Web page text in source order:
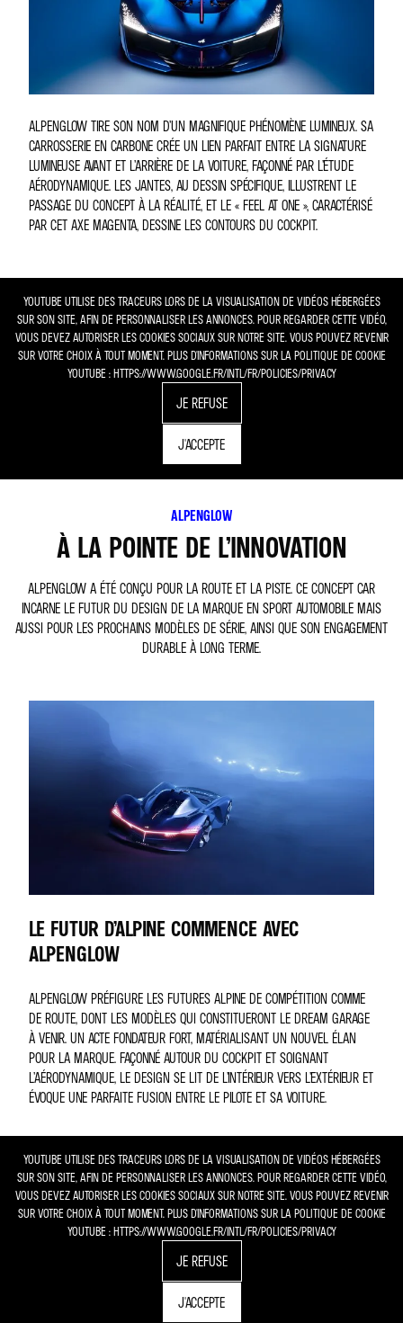
ALPENGLOW TIRE SON NOM D’UN MAGNIFIQUE PHÉNOMÈNE LUMINEUX. SA
CARROSSERIE EN CARBONE CRÉE UN LIEN PARFAIT ENTRE LA SIGNATURE
LUMINEUSE AVANT ET L’ARRIÈRE DE LA VOITURE, FAÇONNÉ PAR L’ÉTUDE
AÉRODYNAMIQUE. LES JANTES, AU DESSIN SPÉCIFIQUE, ILLUSTRENT LE
PASSAGE DU CONCEPT À LA RÉALITÉ, ET LE « FEEL AT ONE », CARACTÉRISÉ
PAR CET AXE MAGENTA, DESSINE LES CONTOURS DU COCKPIT.
YOUTUBE UTILISE DES TRACEURS LORS DE LA VISUALISATION DE VIDÉOS HÉBERGÉES
SUR SON SITE, AFIN DE PERSONNALISER LES ANNONCES. POUR REGARDER CETTE VIDÉO,
VOUS DEVEZ AUTORISER LES COOKIES SOCIAUX SUR NOTRE SITE. VOUS POUVEZ REVENIR
SUR VOTRE CHOIX À TOUT MOMENT. PLUS D'INFORMATIONS SUR LA POLITIQUE DE COOKIE
YOUTUBE : HTTPS://WWW.GOOGLE.FR/INTL/FR/POLICIES/PRIVACY
JE REFUSE
J'ACCEPTE
ALPENGLOW
À LA POINTE DE L’INNOVATION
ALPENGLOW A ÉTÉ CONÇU POUR LA ROUTE ET LA PISTE. CE CONCEPT CAR
INCARNE LE FUTUR DU DESIGN DE LA MARQUE EN SPORT AUTOMOBILE MAIS
AUSSI POUR LES PROCHAINS MODÈLES DE SÉRIE, AINSI QUE SON ENGAGEMENT
DURABLE À LONG TERME.
LE FUTUR D’ALPINE COMMENCE AVEC
ALPENGLOW
ALPENGLOW PRÉFIGURE LES FUTURES ALPINE DE COMPÉTITION COMME
DE ROUTE, DONT LES MODÈLES QUI CONSTITUERONT LE DREAM GARAGE
À VENIR. UN ACTE FONDATEUR FORT, MATÉRIALISANT UN NOUVEL ÉLAN
POUR LA MARQUE. FAÇONNÉ AUTOUR DU COCKPIT ET SOIGNANT
L’AÉRODYNAMIQUE, LE DESIGN SE LIT DE L’INTÉRIEUR VERS L’EXTÉRIEUR ET
ÉVOQUE UNE PARFAITE FUSION ENTRE LE PILOTE ET SA VOITURE.
YOUTUBE UTILISE DES TRACEURS LORS DE LA VISUALISATION DE VIDÉOS HÉBERGÉES
SUR SON SITE, AFIN DE PERSONNALISER LES ANNONCES. POUR REGARDER CETTE VIDÉO,
VOUS DEVEZ AUTORISER LES COOKIES SOCIAUX SUR NOTRE SITE. VOUS POUVEZ REVENIR
SUR VOTRE CHOIX À TOUT MOMENT. PLUS D'INFORMATIONS SUR LA POLITIQUE DE COOKIE
YOUTUBE : HTTPS://WWW.GOOGLE.FR/INTL/FR/POLICIES/PRIVACY
JE REFUSE
J'ACCEPTE